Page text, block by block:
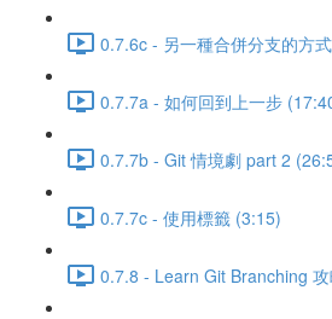
0.7.6c - 另一種合併分支的方
0.7.7a - 如何回到上一步
0.7.7b - Git 情境劇 part 2
0.7.7c - 使用標籤 (3:15)
0.7.8 - Learn Git Branching